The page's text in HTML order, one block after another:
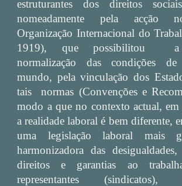
estruturantes dos direitos
nomeadamente pela acção
Organização Internacional do
1919), que possibilitou a
normalização das condições
mundo, pela vinculação dos
tais normas (Convenções e
modo a que no contexto actual, em
a realidade laboral é bem diferente,
uma legislação laboral mais
harmonizadora das
direitos e garantias ao
representantes (sindicatos),